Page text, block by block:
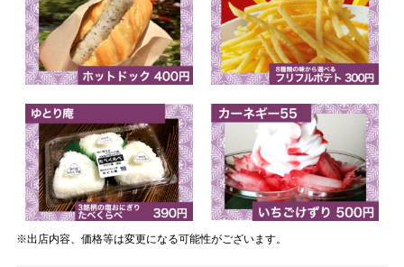
※出店内容、価格等は変更になる可能性がございます。